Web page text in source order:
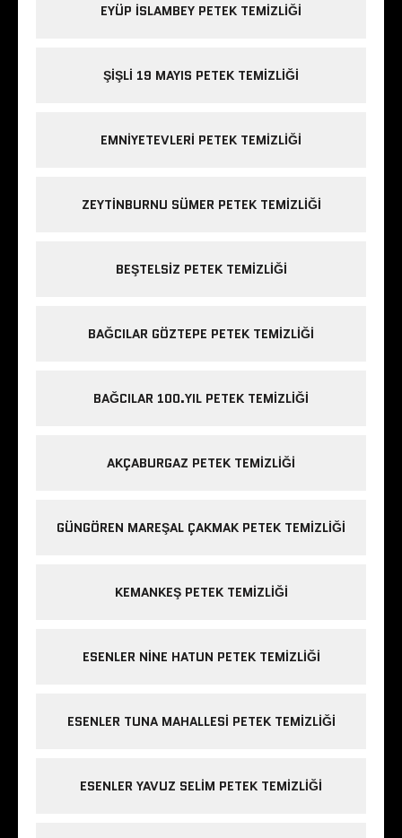
EYÜP ISLAMBEY PETEK TEMIZLIĞI
ŞIŞLI 19 MAYIS PETEK TEMIZLIĞI
EMNIYETEVLERI PETEK TEMIZLIĞI
ZEYTINBURNU SÜMER PETEK TEMIZLIĞI
BEŞTELSIZ PETEK TEMIZLIĞI
BAĞCILAR GÖZTEPE PETEK TEMIZLIĞI
BAĞCILAR 100.YIL PETEK TEMIZLIĞI
AKÇABURGAZ PETEK TEMIZLIĞI
GÜNGÖREN MAREŞAL ÇAKMAK PETEK TEMIZLIĞI
KEMANKEŞ PETEK TEMIZLIĞI
ESENLER NINE HATUN PETEK TEMIZLIĞI
ESENLER TUNA MAHALLESI PETEK TEMIZLIĞI
ESENLER YAVUZ SELIM PETEK TEMIZLIĞI